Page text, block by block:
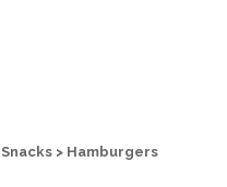
Snacks > Hamburgers